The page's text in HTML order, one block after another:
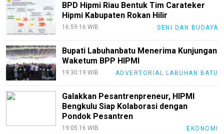
BPD Hipmi Riau Bentuk Tim Carateker
Hipmi Kabupaten Rokan Hilir
16:59:16 WIB SENI DAN BUDAYA
Bupati Labuhanbatu Menerima Kunjungan
Waketum BPP HIPMI
19:30:19 WIB ADVERTORIAL LABUHAN BATU
Galakkan Pesantrenpreneur, HIPMI
Bengkulu Siap Kolaborasi dengan
Pondok Pesantren
19:05:16 WIB EKONOMI
Guide
EduBudaya
TeknoGame
Economy
Tekno